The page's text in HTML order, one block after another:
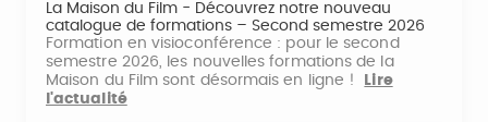
La Maison du Film - Découvrez notre nouveau
catalogue de formations – Second semestre 2026
Formation en visioconférence : pour le second
semestre 2026, les nouvelles formations de la
Maison du Film sont désormais en ligne !
Lire
l'actualité